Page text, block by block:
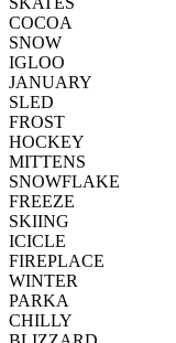
COCOA
SNOW
IGLOO
JANUARY
SLED
FROST
HOCKEY
MITTENS
SNOWFLAKE
FREEZE
SKIING
ICICLE
FIREPLACE
WINTER
PARKA
CHILLY